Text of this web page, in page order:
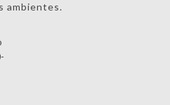
ambientes.